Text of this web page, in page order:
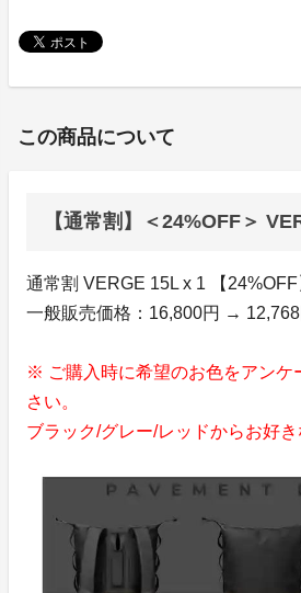
この商品について
【通常割】＜24%OFF＞
通常割 VERGE 15L x 1 【24%OFF
一般販売価格：16,800円 →
※ ご購入時に希望のお色をアンケ
さい。
ブラック/グレー/レッドからお好き